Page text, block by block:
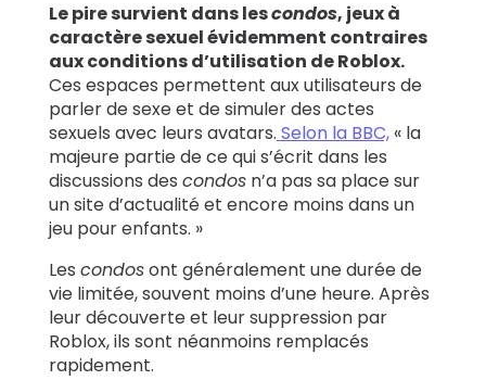
Le pire survient dans lescondos, jeux à
caractère sexuel évidemment contraires
aux conditions d’utilisation de Roblox.
Ces espaces permettent aux utilisateurs de
parler de sexe et de simuler des actes
sexuels avec leurs avatars. Selon la BBC,« la
majeure partie de ce qui s’écrit dans les
discussions des condosn’a pas sa place sur
un site d’actualité et encore moins dans un
jeu pour enfants. »
Les condosont généralement une durée de
vie limitée, souvent moins d’une heure. Après
leur découverte et leur suppression par
Roblox, ils sont néanmoins remplacés
rapidement.